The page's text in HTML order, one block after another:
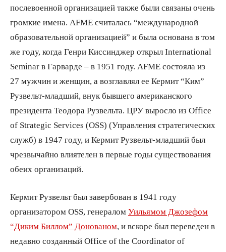
послевоенной организацией также были связаны очень
громкие имена. AFME считалась “международной
образовательной организацией” и была основана в том
же году, когда Генри Киссинджер открыл International
Seminar в Гарварде – в 1951 году. AFME состояла из
27 мужчин и женщин, а возглавлял ее Кермит “Ким”
Рузвельт-младший, внук бывшего американского
президента Теодора Рузвельта. ЦРУ выросло из Office
of Strategic Services (OSS) (Управления стратегических
служб) в 1947 году, и Кермит Рузвельт-младший был
чрезвычайно влиятелен в первые годы существования
обеих организаций.
Кермит Рузвельт был завербован в 1941 году
организатором OSS, генералом Уильямом Джозефом
“Диким Биллом” Донованом , и вскоре был переведен в
недавно созданный Office of the Coordinator of